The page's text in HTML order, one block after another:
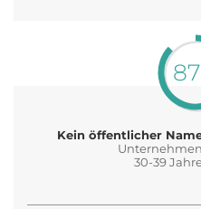
Kein öffentlicher
Unternehmen
30-39